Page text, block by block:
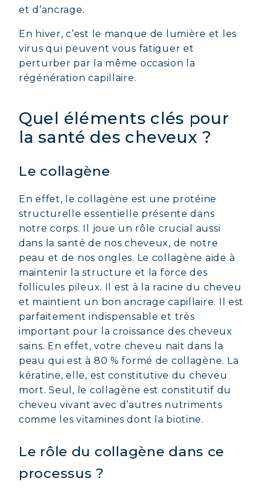
et d’ancrage.
En hiver, c’est le manque de lumière et les
virus qui peuvent vous fatiguer et
perturber par la même occasion la
régénération capillaire.
Quel éléments clés pour
la santé des cheveux ?
Le collagène
En effet, le collagène est une protéine
structurelle essentielle présente dans
notre corps. Il joue un rôle crucial aussi
dans la santé de nos cheveux, de notre
peau et de nos ongles. Le collagène aide à
maintenir la structure et la force des
follicules pileux. Il est à la racine du cheveu
et maintient un bon ancrage capillaire. Il est
parfaitement indispensable et très
important pour la croissance des cheveux
sains. En effet, votre cheveu nait dans la
peau qui est à 80 % formé de collagène. La
kératine, elle, est constitutive du cheveu
mort. Seul, le collagène est constitutif du
cheveu vivant avec d’autres nutriments
comme les vitamines dont la biotine.
Le rôle du collagène dans ce
processus ?